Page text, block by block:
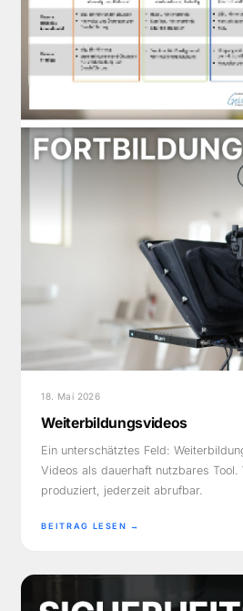
18. Mai 2026
Weiterbildungsvideos
Ein unterschätztes Feld:
Videos als dauerhaft nutzbares Tool.
produziert, jederzeit abrufbar.
BEITRAG LESEN →